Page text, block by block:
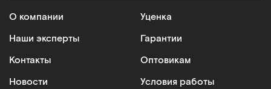
О компании
Наши эксперты
Контакты
Новости
Уценка
Гарантии
Оптовикам
Условия работы